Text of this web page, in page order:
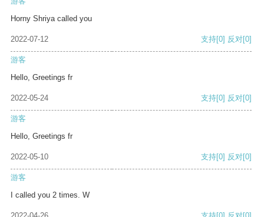
Horny Shriya called you
2022-07-12 支持[0] 反对[0]
游客
Hello, Greetings fr
2022-05-24 支持[0] 反对[0]
游客
Hello, Greetings fr
2022-05-10 支持[0] 反对[0]
游客
I called you 2 times. W